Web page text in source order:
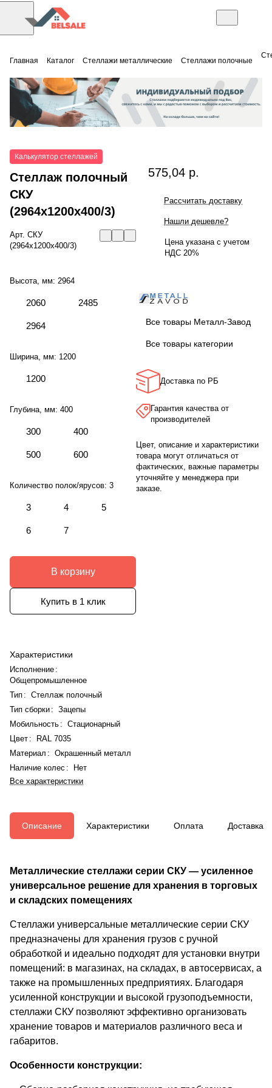
Главная Каталог Стеллажи металлические Стеллажи полочные
Калькулятор стеллажей
Стеллаж полочный
СКУ
(2964x1200x400/3)
Арт. СКУ
(2964x1200x400/3)
Высота, мм: 2964
2060 2485
2964
Ширина, мм: 1200
1200
Глубина, мм: 400
300 400
500 600
Количество полок/ярусов: 3
3 4 5
6 7
В корзину
Купить в 1 клик
Характеристики
Исполнение :
Общепромышленное
Тип : Стеллаж полочный
Тип сборки: Зацепы
Мобильность : Стационарный
Цвет :
RAL 7035
Материал : Окрашенный металл
Наличие колес :
Нет
Все характеристики
575,04 р.
Рассчитать доставку
Нашли дешевле?
Цена указана с учетом
НДС 20%
Все товары Металл-Завод
Все товары категории
Доставка по РБ
Гарантия качества от
производителей
Цвет, описание и характеристики
товара могут отличаться от
фактических, важные параметры
уточняйте у менеджера при
заказе.
Описание Характеристики Оплата Доставка
Металлические стеллажи серии СКУ — усиленное
универсальное решение для хранения в торговых
и складских помещениях
Стеллажи универсальные металлические серии СКУ
предназначены для хранения грузов с ручной
обработкой и идеально подходят для установки внутри
помещений: в магазинах, на складах, в автосервисах, а
также на промышленных предприятиях. Благодаря
усиленной конструкции и высокой грузоподъемности,
стеллажи СКУ позволяют эффективно организовать
хранение товаров и материалов различного веса и
габаритов.
Особенности конструкции: